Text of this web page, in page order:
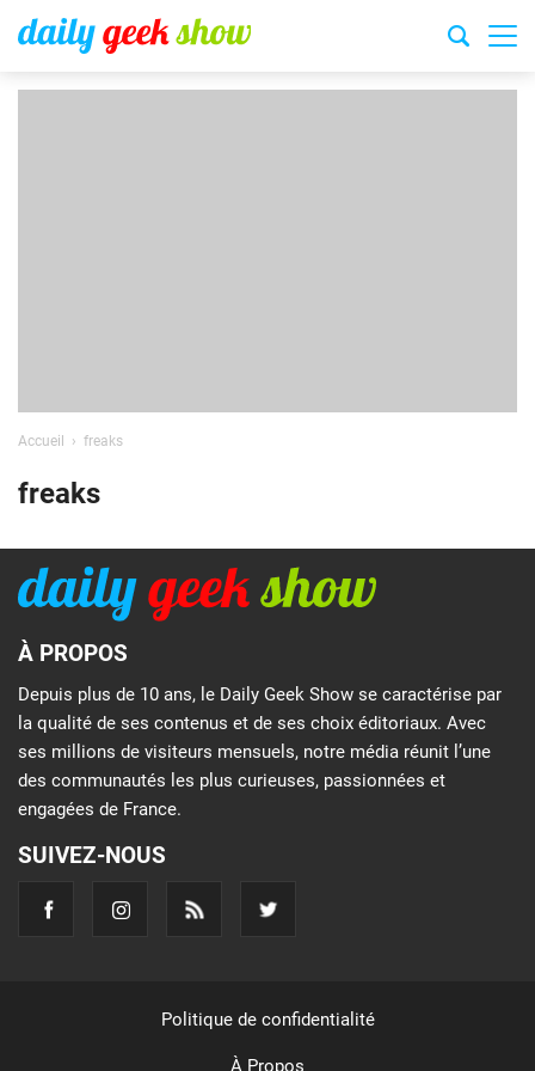
Accueil freaks
freaks
À PROPOS
Depuis plus de 10 ans, le Daily Geek Show se caractérise par
la qualité de ses contenus et de ses choix éditoriaux. Avec
ses millions de visiteurs mensuels, notre média réunit l’une
des communautés les plus curieuses, passionnées et
engagées de France.
SUIVEZ-NOUS
Politique de confidentialité